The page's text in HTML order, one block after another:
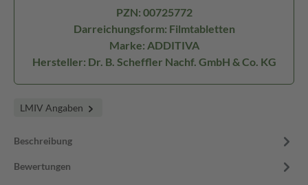
PZN: 00725772
Darreichungsform: Filmtabletten
Marke: ADDITIVA
Hersteller: Dr. B. Scheffler Nachf. GmbH & Co. KG
LMIV Angaben
Beschreibung
Bewertungen